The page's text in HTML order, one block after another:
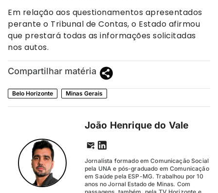
Em relação aos questionamentos apresentados
perante o Tribunal de Contas, o Estado afirmou
que prestará todas as informações solicitadas
nos autos.
Compartilhar matéria
Belo Horizonte Minas Gerais
João Henrique do Vale
Jornalista formado em Comunicação Social
pela UNA e pós-graduado em Comunicação
em Saúde pela ESP-MG. Trabalhou por 10
anos no Jornal Estado de Minas. Com